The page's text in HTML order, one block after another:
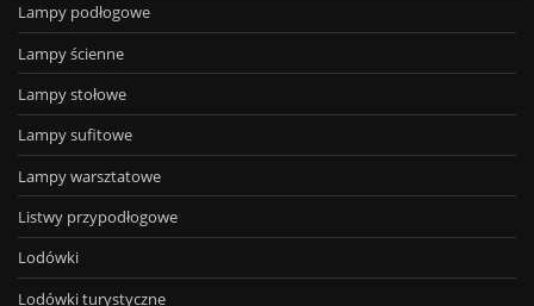
Lampy podłogowe
Lampy ścienne
Lampy stołowe
Lampy sufitowe
Lampy warsztatowe
Listwy przypodłogowe
Lodówki
Lodówki turystyczne